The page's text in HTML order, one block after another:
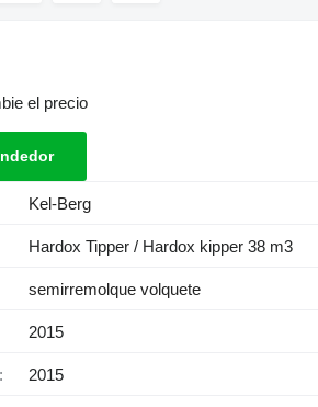
el precio
Kel-Berg
Hardox Tipper / Hardox kipper 38 m3
semirremolque volquete
2015
2015